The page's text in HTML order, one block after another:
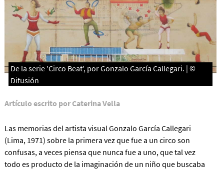
De la serie 'Circo Beat', por Gonzalo García Callegari. | ©
Difusión
Artículo escrito por Caterina Vella
Las memorias del artista visual Gonzalo García Callegari
(Lima, 1971) sobre la primera vez que fue a un circo son
confusas, a veces piensa que nunca fue a uno, que tal vez
todo es producto de la imaginación de un niño que buscaba